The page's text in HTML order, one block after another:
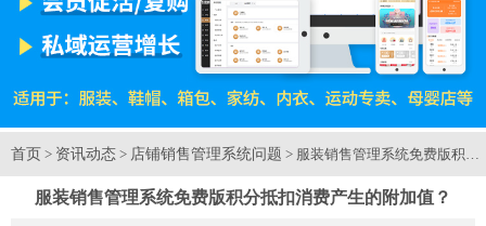
首页 > 资讯动态 > 店铺销售管理系统问题 > 服装销售管理系统免费版积
服装销售管理系统免费版积分抵扣消费产生的附加值？